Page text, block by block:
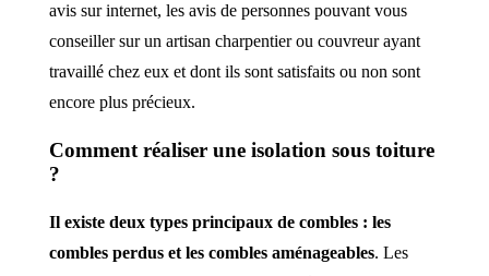
avis sur internet, les avis de personnes pouvant vous
conseiller sur un artisan charpentier ou couvreur ayant
travaillé chez eux et dont ils sont satisfaits ou non sont
encore plus précieux.
Comment réaliser une isolation sous toiture
?
Il existe deux types principaux de combles : les
combles perdus et les combles aménageables. Les